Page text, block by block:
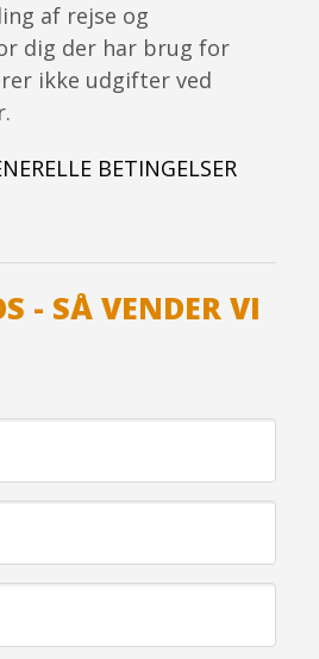
af rejse og
dig der har brug for
ikke udgifter ved
BETINGELSER
- SÅ VENDER VI